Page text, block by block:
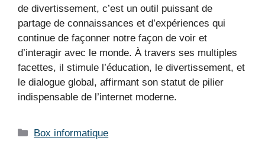
de divertissement, c’est un outil puissant de
partage de connaissances et d’expériences qui
continue de façonner notre façon de voir et
d’interagir avec le monde. À travers ses multiples
facettes, il stimule l’éducation, le divertissement, et
le dialogue global, affirmant son statut de pilier
indispensable de l’internet moderne.
Catégories
Box informatique